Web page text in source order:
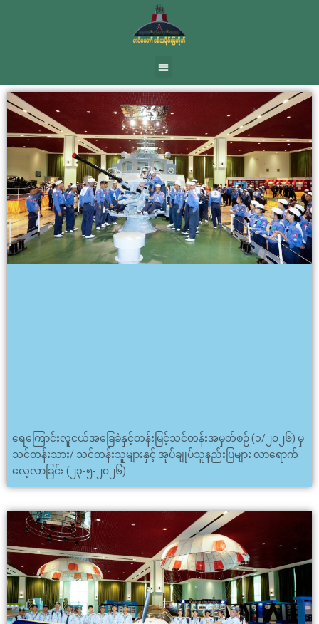
ရေကြောင်းလူငယ်အခြေခံနှင့်တန်းမြင့်သင်တန်းအမှတ်စဉ် (၁/၂၀၂၆) မှ
သင်တန်းသား/ သင်တန်းသူများနှင့် အုပ်ချုပ်သူနည်းပြများ လာရောက်
လေ့လာခြင်း (၂၃-၅-၂၀၂၆)